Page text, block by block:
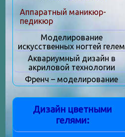
Аппаратный маникюр-
педикюр
Моделирование
искусственных ногтей гелем
Аквариумный дизайн в
акриловой технологии
Френч – моделирование
Дизайн цветными
гелями: